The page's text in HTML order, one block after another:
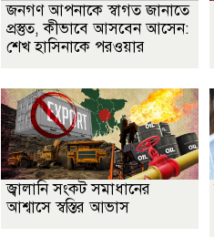
জনগণ আপনাকে স্বাগত জানাতে
প্রস্তুত, কীভাবে আসবেন আসেন:
শেখ হাসিনাকে পরওয়ার
জ্বালানি সংকট সমাধানের
আশ্বাসে স্বস্তির আভাস